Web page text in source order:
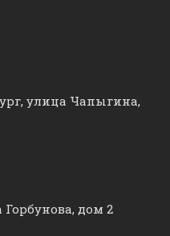
улица Чапыгина,
Горбунова, дом 2